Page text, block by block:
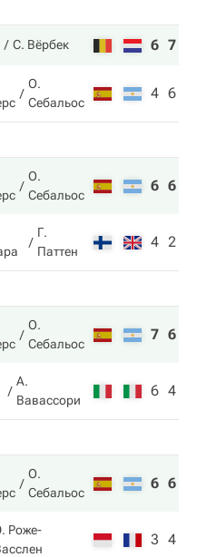
С. Вёрбек 6 7
О.
Себальос
4 6
О.
Себальос
6 6
Г.
Паттен
4 2
О.
Себальос
7 6
А.
Вавассори
6 4
О.
Себальос
6 6
Роже-
3 4